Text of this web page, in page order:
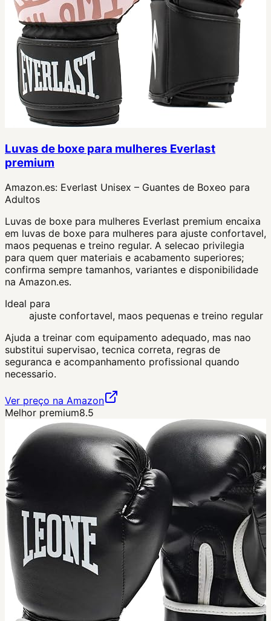
Luvas de boxe para mulheres Everlast
premium
Amazon.es: Everlast Unisex – Guantes de Boxeo para
Adultos
Luvas de boxe para mulheres Everlast premium encaixa
em luvas de boxe para mulheres para ajuste confortavel,
maos pequenas e treino regular. A selecao privilegia
para quem quer materiais e acabamento superiores;
confirma sempre tamanhos, variantes e disponibilidade
na Amazon.es.
Ideal para
ajuste confortavel, maos pequenas e treino regular
Ajuda a treinar com equipamento adequado, mas nao
substitui supervisao, tecnica correta, regras de
seguranca e acompanhamento profissional quando
necessario.
Ver preço na Amazon
Melhor premium8.5